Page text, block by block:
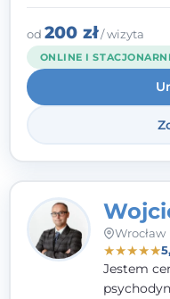
od 200 zł/ wizyta
ONLINE I
Wrocław
★★★★★
Jestem